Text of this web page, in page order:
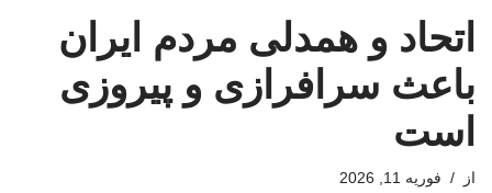
اتحاد و همدلی مردم ایران
باعث سرافرازی و پیروزی
است
از فوریه 11, 2026